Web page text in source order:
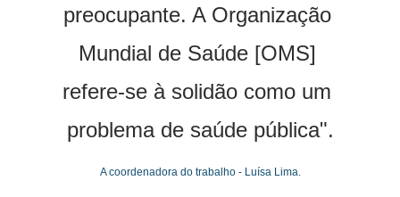
preocupante. A Organização
Mundial de Saúde [OMS]
refere-se à solidão como um
problema de saúde pública".
A coordenadora do trabalho - Luísa Lima.